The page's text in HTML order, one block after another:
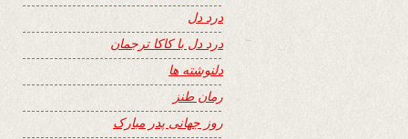
درد دل
درد دل با کاکا ترجمان
دلنوشته ها
رمان طنز
روز جهانی پدر مبارک